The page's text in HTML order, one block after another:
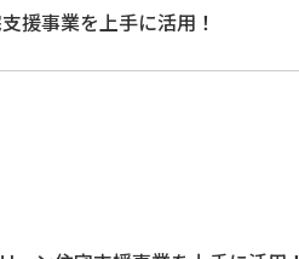
援事業を上手に活用！